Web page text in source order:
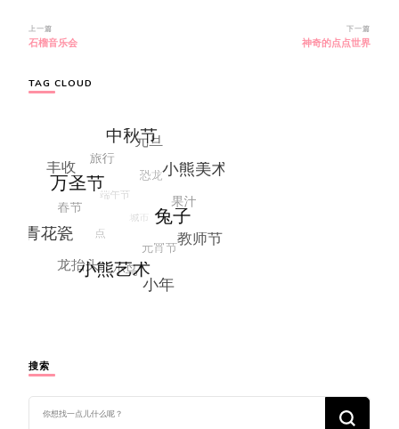
博
文
航
上一篇
石榴音乐会
下一篇
神奇的点点世界
TAG CLOUD
搜索